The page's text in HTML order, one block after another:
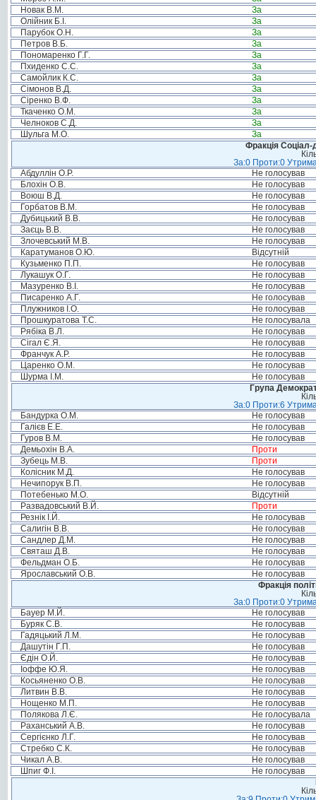
Новак В.М.
За
Олійник Б.І.
За
Парубок О.Н.
За
Петров В.Б.
За
Пономаренко Г.Г.
За
Пхиденко С.С.
За
Самойлик К.С.
За
Сімонов В.Д.
За
Сіренко В.Ф.
За
Ткаченко О.М.
За
Челноков С.Д.
За
Шульга М.О.
За
Фракція Соціал-
За:0 Проти:0
Абдуллін О.Р.
Не голосував
Блохін О.В.
Не голосував
Воюш В.Д.
Не голосував
Горбатов В.М.
Не голосував
Дубицький В.В.
Не голосував
Заєць В.В.
Не голосував
Злочевський М.В.
Не голосував
Каратуманов О.Ю.
Відсутній
Кузьменко П.П.
Не голосував
Лукашук О.Г.
Не голосував
Мазуренко В.І.
Не голосував
Писаренко А.Г.
Не голосував
Плужников І.О.
Не голосував
Прошкуратова Т.С.
Не голосувала
Рябіка В.Л.
Не голосував
Сігал Є.Я.
Не голосував
Франчук А.Р.
Не голосував
Царенко О.М.
Не голосував
Шурма І.М.
Не голосував
Група
За:0 Проти:6
Бандурка О.М.
Не голосував
Галієв Е.Е.
Не голосував
Гуров В.М.
Не голосував
Демьохін В.А.
Проти
Зубець М.В.
Проти
Колісник М.Д.
Не голосував
Нечипорук В.П.
Не голосував
Потебенько М.О.
Відсутній
Развадовський В.Й.
Проти
Резнік І.Й.
Не голосував
Салигін В.В.
Не голосував
Сандлер Д.М.
Не голосував
Святаш Д.В.
Не голосував
Фельдман О.Б.
Не голосував
Ярославський О.В.
Не голосував
Фракція
За:0 Проти:0
Бауер М.Й.
Не голосував
Буряк С.В.
Не голосував
Гадяцький Л.М.
Не голосував
Дашутін Г.П.
Не голосував
Єдін О.Й.
Не голосував
Іоффе Ю.Я.
Не голосував
Косьяненко О.В.
Не голосував
Литвин В.В.
Не голосував
Нощенко М.П.
Не голосував
Полякова Л.Є.
Не голосувала
Раханський А.В.
Не голосував
Сергієнко Л.Г.
Не голосував
Стребко С.К.
Не голосував
Чикал А.В.
Не голосував
Шпиг Ф.І.
Не голосував